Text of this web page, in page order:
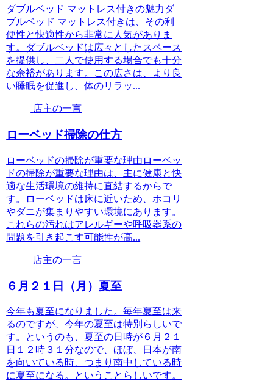
ダブルベッド マットレス付きの魅力ダ
ブルベッド マットレス付きは、その利
便性と快適性から非常に人気がありま
す。ダブルベッドは広々としたスペース
を提供し、二人で使用する場合でも十分
な余裕があります。この広さは、より良
い睡眠を促進し、体のリラッ...
店主の一言
ローベッド掃除の仕方
ローベッドの掃除が重要な理由ローベッ
ドの掃除が重要な理由は、主に健康と快
適な生活環境の維持に直結するからで
す。ローベッドは床に近いため、ホコリ
やダニが集まりやすい環境にあります。
これらの汚れはアレルギーや呼吸器系の
問題を引き起こす可能性が高...
店主の一言
６月２１日（月）夏至
今年も夏至になりました。毎年夏至は来
るのですが、今年の夏至は特別らしいで
す。というのも、夏至の日時が６月２１
日１２時３１分なので、ほぼ、日本が南
を向いている時、つまり南中している時
に夏至になる。ということらしいです。